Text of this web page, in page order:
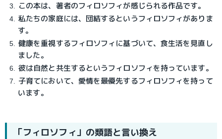
この本は、著者のフィロソフィが感じられる作品です。
私たちの家庭には、団結するというフィロソフィがありま
す。
健康を重視するフィロソフィに基づいて、食生活を見直し
ました。
彼は自然と共生するというフィロソフィを持っています。
子育てにおいて、愛情を最優先するフィロソフィを持って
います。
「フィロソフィ」の類語と言い換え